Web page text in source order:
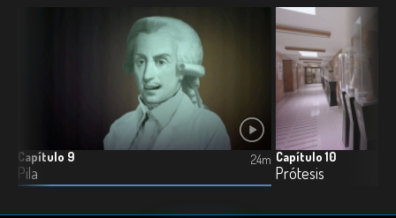
Capítulo 9
Pila
24m Capítulo 10
Prótesis